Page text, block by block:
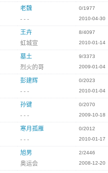
老魏
- - -
0/1977
2010-04-30
王卉
虹城宣
8/4097
2010-01-14
墓土
烈火的哥
9/3373
2009-01-04
彭建辉
- - -
0/2023
2010-01-04
孙键
- - -
0/2070
2009-10-18
寒月孤雁
- - -
0/2012
2010-01-17
旭男
奥运会
2/2446
2008-12-20